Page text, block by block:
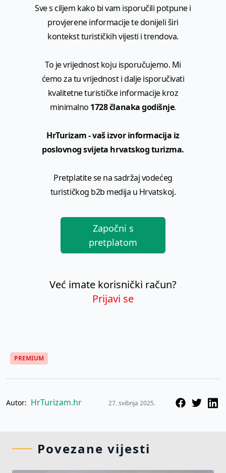
Sve s ciljem kako bi vam isporučili potpune i
provjerene informacije te donijeli širi
kontekst turističkih vijesti i trendova.
To je vrijednost koju isporučujemo. Mi
ćemo za tu vrijednost i dalje isporučivati
kvalitetne turističke informacije kroz
minimalno 1728 članaka godišnje.
HrTurizam - vaš izvor informacija iz
poslovnog svijeta hrvatskog turizma.
Pretplatite se na sadržaj vodećeg
turističkog b2b medija u Hrvatskoj.
Započni s
pretplatom
Već imate korisnički račun?
Prijavi se
PREMIUM
Autor: HrTurizam.hr 27. svibnja 2025.
Povezane vijesti